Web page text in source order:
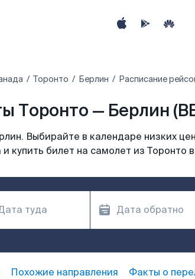
Торонто Берлин Расписание
Торонто — Берлин
Выбирайте в календаре низких
купить билет на самолет из Торонто
Похожие направления Факты о